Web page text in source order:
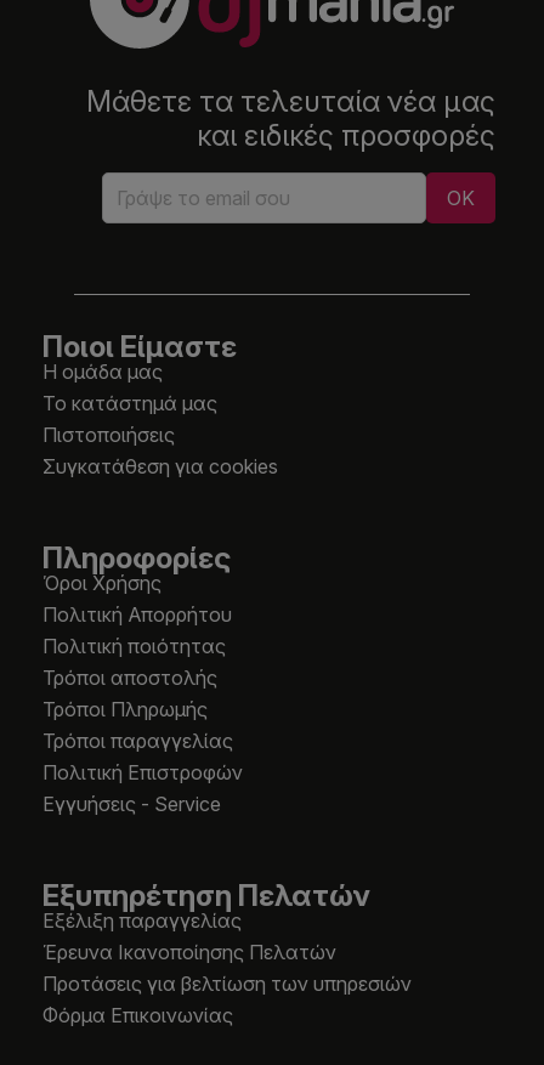
Μάθετε τα τελευταία νέα μας
και ειδικές προσφορές
Ποιοι Είμαστε
Η ομάδα μας
Το κατάστημά μας
Πιστοποιήσεις
Συγκατάθεση για cookies
Πληροφορίες
Όροι Χρήσης
Πολιτική Απορρήτου
Πολιτική ποιότητας
Τρόποι αποστολής
Τρόποι Πληρωμής
Τρόποι παραγγελίας
Πολιτική Επιστροφών
Εγγυήσεις - Service
Εξυπηρέτηση Πελατών
Εξέλιξη παραγγελίας
Έρευνα Ικανοποίησης Πελατών
Προτάσεις για βελτίωση των υπηρεσιών
Φόρμα Επικοινωνίας